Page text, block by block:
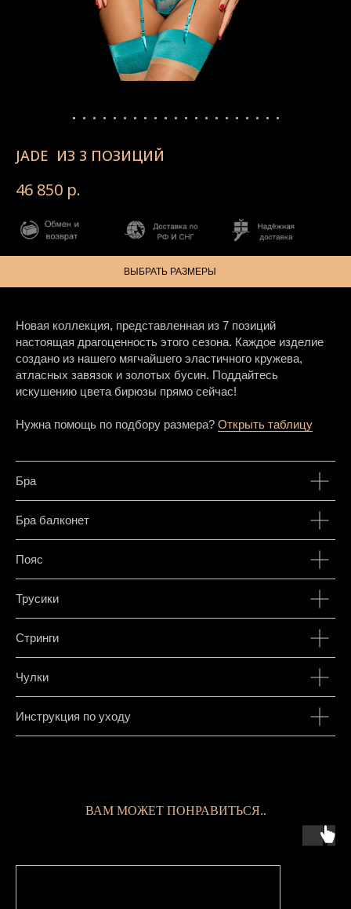
JADE ИЗ 3 ПОЗИЦИЙ
46 850 р.
ВЫБРАТЬ РАЗМЕРЫ
Новая коллекция, представленная из 7 позиций
настоящая драгоценность этого сезона. Каждое изделие
создано из нашего мягчайшего эластичного кружева,
атласных завязок и золотых бусин. Поддайтесь
искушению цвета бирюзы прямо сейчас!
Нужна помощь по подбору размера? Открыть таблицу
Бра
Бра балконет
Пояс
Трусики
Стринги
Чулки
Инструкция по уходу
ВАМ МОЖЕТ ПОНРАВИТЬСЯ..